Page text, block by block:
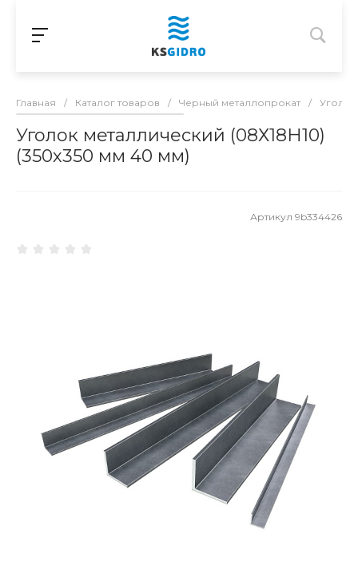
Главная / Каталог товаров / Черный металлопрокат / Уголок
Уголок металлический (08Х18H10)
(350х350 мм 40 мм)
Артикул 9b334426